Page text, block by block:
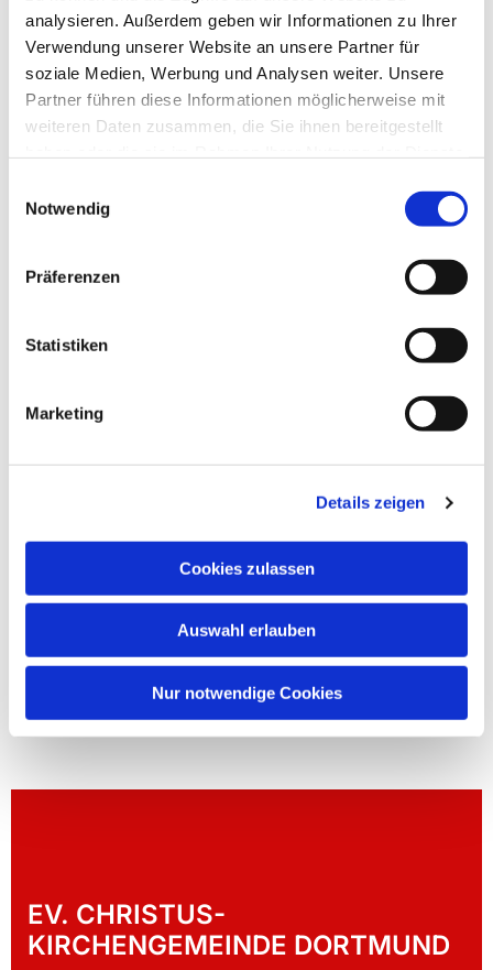
analysieren. Außerdem geben wir Informationen zu Ihrer
Verwendung unserer Website an unsere Partner für
soziale Medien, Werbung und Analysen weiter. Unsere
Partner führen diese Informationen möglicherweise mit
weiteren Daten zusammen, die Sie ihnen bereitgestellt
Notwendig
Präferenzen
Statistiken
Marketing
Details zeigen
Cookies zulassen
Auswahl erlauben
Nur notwendige Cookies
Dies könnte Sie auch
EV. CHRISTUS-
KIRCHENGEMEINDE DORTMUND